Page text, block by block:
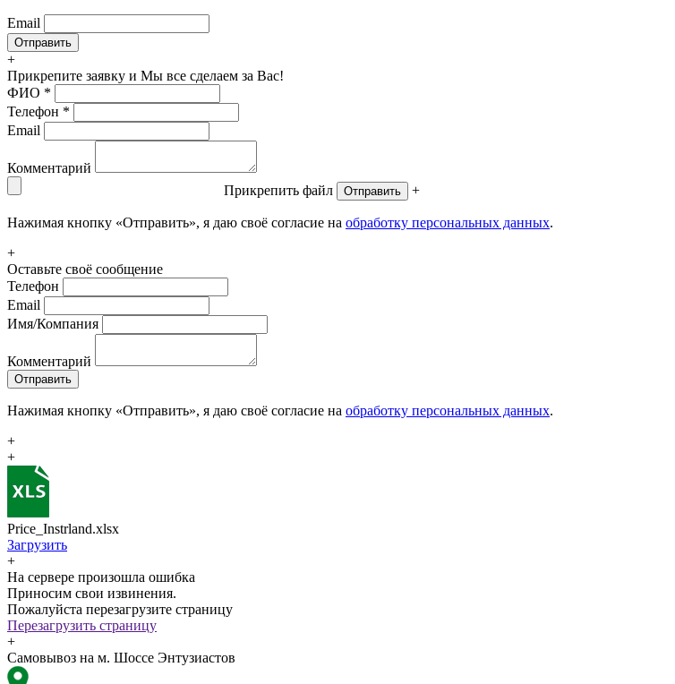
Email
+
Прикрепите заявку и Мы все сделаем за Вас!
ФИО *
Телефон *
Email
Комментарий
Прикрепить файл
Отправить +
Нажимая кнопку «Отправить», я даю своё согласие на обработку персональных данных.
+
Оставьте своё сообщение
Телефон
Email
Имя/Компания
Комментарий
Отправить
Нажимая кнопку «Отправить», я даю своё согласие на обработку персональных данных.
+
+
Price_Instrland.xlsx
Загрузить
+
На сервере произошла ошибка
Приносим свои извинения.
Пожалуйста перезагрузите страницу
Перезагрузить страницу
+
Самовывоз на м. Шоссе Энтузиастов